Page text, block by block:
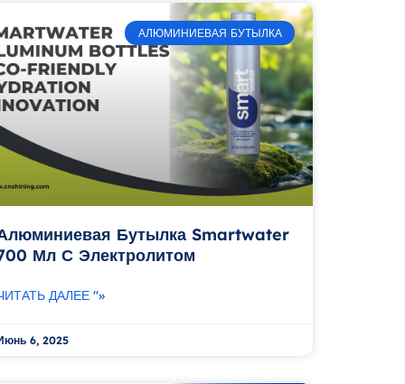
АЛЮМИНИЕВАЯ БУТЫЛКА
Бутылка Smartwater
Мл С Электролитом
ДАЛЕЕ "»
6, 2025